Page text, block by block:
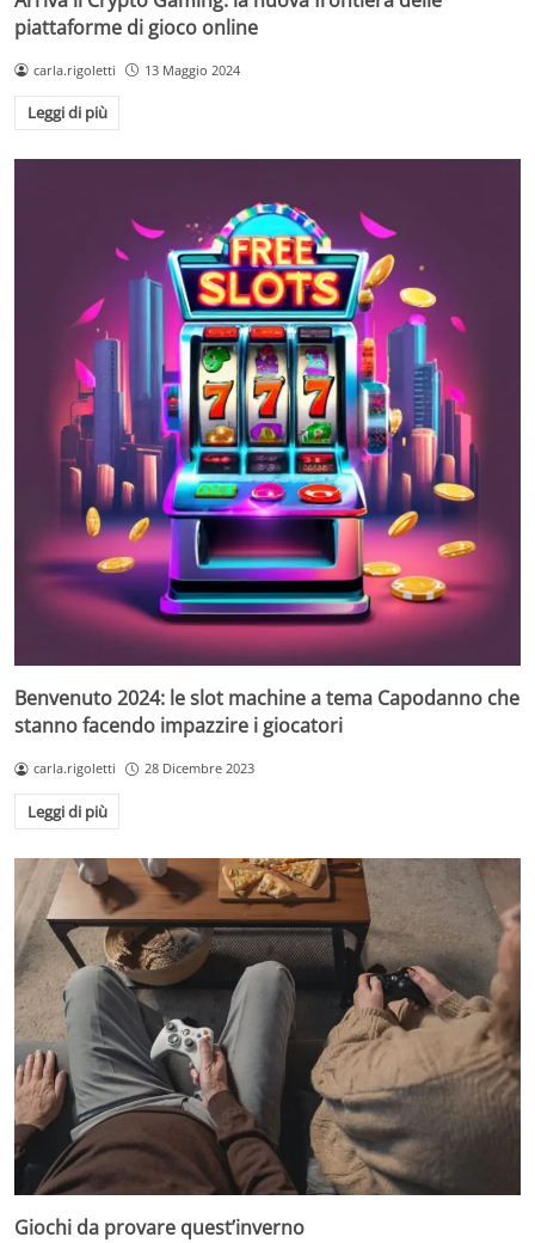
piattaforme di gioco online
carla.rigoletti 13 Maggio 2024
Leggi di più
Benvenuto 2024: le slot machine a tema Capodanno che
stanno facendo impazzire i giocatori
carla.rigoletti 28 Dicembre 2023
Leggi di più
Giochi da provare quest’inverno